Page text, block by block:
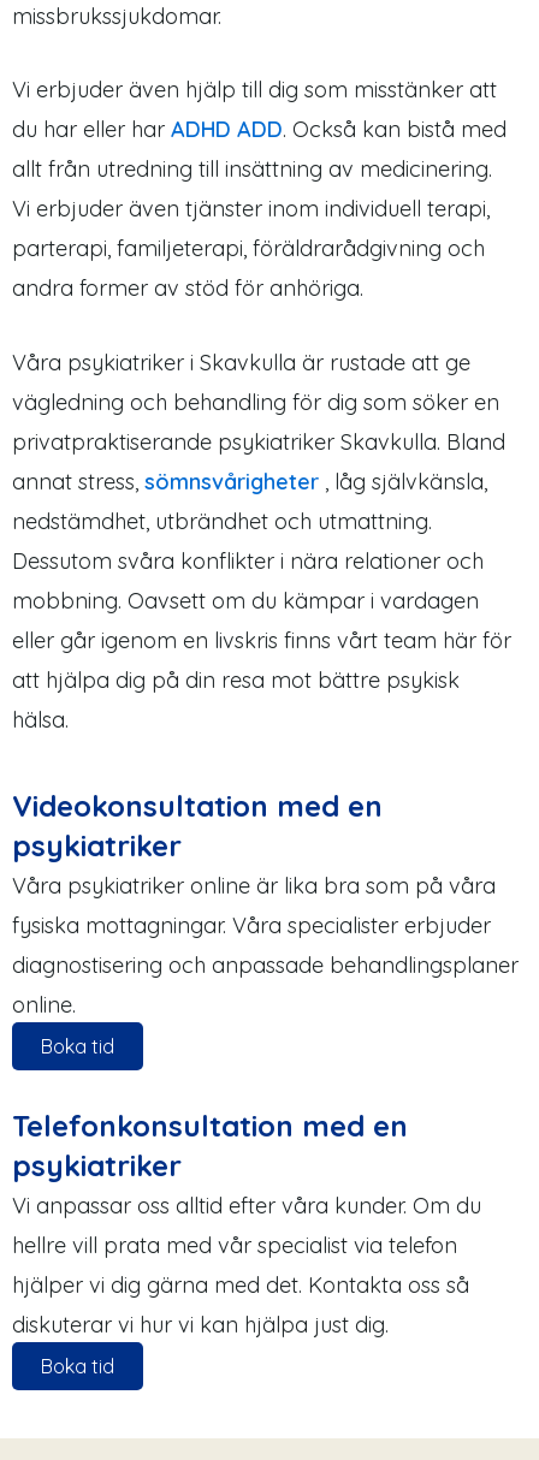
missbrukssjukdomar.
Vi erbjuder även hjälp till dig som misstänker att
du har eller har ADHD ADD. Också kan bistå med
allt från utredning till insättning av medicinering.
Vi erbjuder även tjänster inom individuell terapi,
parterapi, familjeterapi, föräldrarådgivning och
andra former av stöd för anhöriga.
Våra psykiatriker i Skavkulla är rustade att ge
vägledning och behandling för dig som söker en
privatpraktiserande psykiatriker Skavkulla. Bland
annat stress, sömnsvårigheter , låg självkänsla,
nedstämdhet, utbrändhet och utmattning.
Dessutom svåra konflikter i nära relationer och
mobbning. Oavsett om du kämpar i vardagen
eller går igenom en livskris finns vårt team här för
att hjälpa dig på din resa mot bättre psykisk
hälsa.
Videokonsultation med en
psykiatriker
Våra psykiatriker online är lika bra som på våra
fysiska mottagningar. Våra specialister erbjuder
diagnostisering och anpassade behandlingsplaner
online.
Boka tid
Telefonkonsultation med en
psykiatriker
Vi anpassar oss alltid efter våra kunder. Om du
hellre vill prata med vår specialist via telefon
hjälper vi dig gärna med det. Kontakta oss så
diskuterar vi hur vi kan hjälpa just dig.
Boka tid